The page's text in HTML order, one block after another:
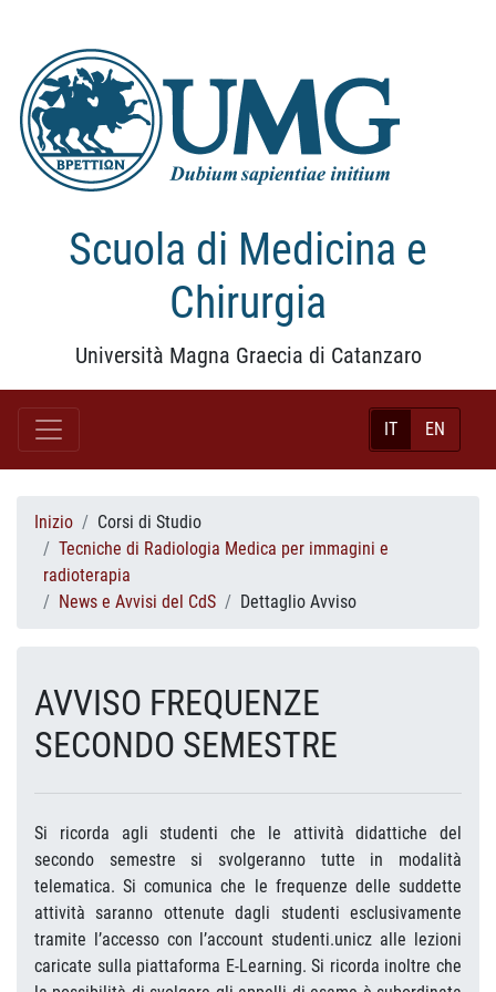
Scuola di Medicina e
Chirurgia
Università Magna Graecia di Catanzaro
IT EN
Inizio
Corsi di Studio
Tecniche di Radiologia Medica per immagini e
radioterapia
News e Avvisi del CdS
Dettaglio Avviso
AVVISO FREQUENZE
SECONDO SEMESTRE
Si ricorda agli studenti che le attività didattiche del
secondo semestre si svolgeranno tutte in modalità
telematica. Si comunica che le frequenze delle suddette
attività saranno ottenute dagli studenti esclusivamente
tramite l’accesso con l’account studenti.unicz alle lezioni
caricate sulla piattaforma E-Learning. Si ricorda inoltre che